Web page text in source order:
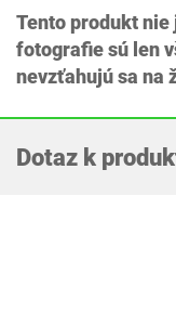
Tento produkt nie
fotografie sú len
nevzťahujú sa na
Dotaz k